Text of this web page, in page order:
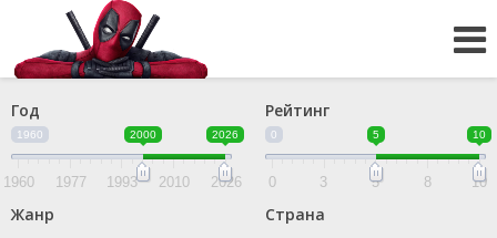
Год
1960 2000 2026
1960 1977 1993 2010 2026
Рейтинг
0 5 10
0 3 5 8 10
Жанр Страна